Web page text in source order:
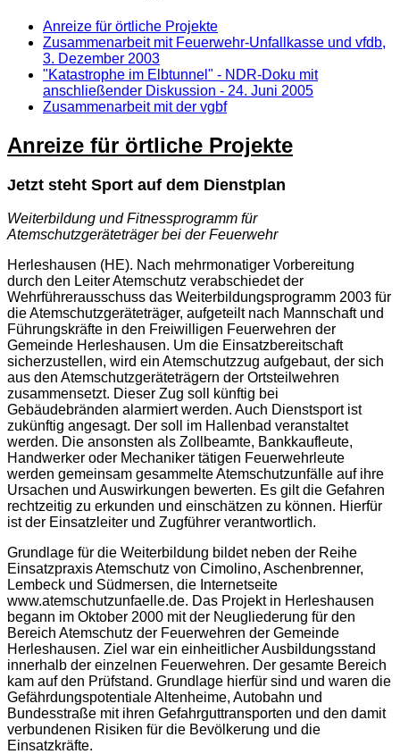
Anreize für örtliche Projekte
Zusammenarbeit mit Feuerwehr-Unfallkasse und vfdb,
3. Dezember 2003
"Katastrophe im Elbtunnel" - NDR-Doku mit
anschließender Diskussion - 24. Juni 2005
Zusammenarbeit mit der vgbf
Anreize für örtliche Projekte
Jetzt steht Sport auf dem Dienstplan
Weiterbildung und Fitnessprogramm für
Atemschutzgeräteträger bei der Feuerwehr
Herleshausen (HE). Nach mehrmonatiger Vorbereitung
durch den Leiter Atemschutz verabschiedet der
Wehrführerausschuss das Weiterbildungsprogramm 2003 für
die Atemschutzgeräteträger, aufgeteilt nach Mannschaft und
Führungskräfte in den Freiwilligen Feuerwehren der
Gemeinde Herleshausen. Um die Einsatzbereitschaft
sicherzustellen, wird ein Atemschutzzug aufgebaut, der sich
aus den Atemschutzgeräteträgern der Ortsteilwehren
zusammensetzt. Dieser Zug soll künftig bei
Gebäudebränden alarmiert werden. Auch Dienstsport ist
zukünftig angesagt. Der soll im Hallenbad veranstaltet
werden. Die ansonsten als Zollbeamte, Bankkaufleute,
Handwerker oder Mechaniker tätigen Feuerwehrleute
werden gemeinsam gesammelte Atemschutzunfälle auf ihre
Ursachen und Auswirkungen bewerten. Es gilt die Gefahren
rechtzeitig zu erkunden und einschätzen zu können. Hierfür
ist der Einsatzleiter und Zugführer verantwortlich.
Grundlage für die Weiterbildung bildet neben der Reihe
Einsatzpraxis Atemschutz von Cimolino, Aschenbrenner,
Lembeck und Südmersen, die Internetseite
www.atemschutzunfaelle.de. Das Projekt in Herleshausen
begann im Oktober 2000 mit der Neugliederung für den
Bereich Atemschutz der Feuerwehren der Gemeinde
Herleshausen. Ziel war ein einheitlicher Ausbildungsstand
innerhalb der einzelnen Feuerwehren. Der gesamte Bereich
kam auf den Prüfstand. Grundlage hierfür sind und waren die
Gefährdungspotentiale Altenheime, Autobahn und
Bundesstraße mit ihren Gefahrguttransporten und den damit
verbundenen Risiken für die Bevölkerung und die
Einsatzkräfte.